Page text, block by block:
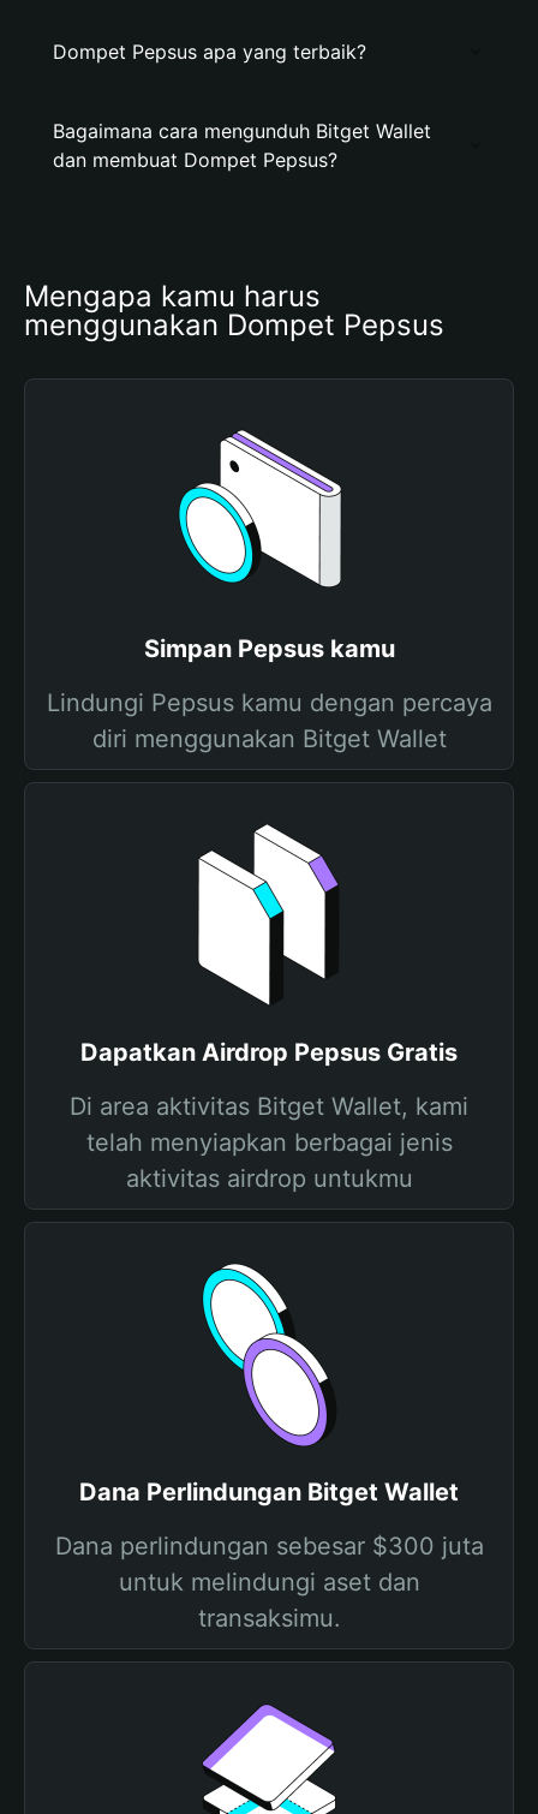
Dompet Pepsus apa yang terbaik?
Bagaimana cara mengunduh Bitget Wallet
dan membuat Dompet Pepsus?
Mengapa kamu harus
menggunakan Dompet Pepsus
Simpan Pepsus kamu
Lindungi Pepsus kamu dengan percaya
diri menggunakan Bitget Wallet
Dapatkan Airdrop Pepsus Gratis
Di area aktivitas Bitget Wallet, kami
telah menyiapkan berbagai jenis
aktivitas airdrop untukmu
Dana Perlindungan Bitget Wallet
Dana perlindungan sebesar $300 juta
untuk melindungi aset dan
transaksimu.